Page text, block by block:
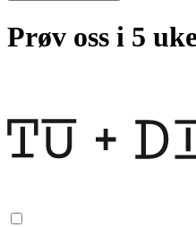
Prøv oss i 5